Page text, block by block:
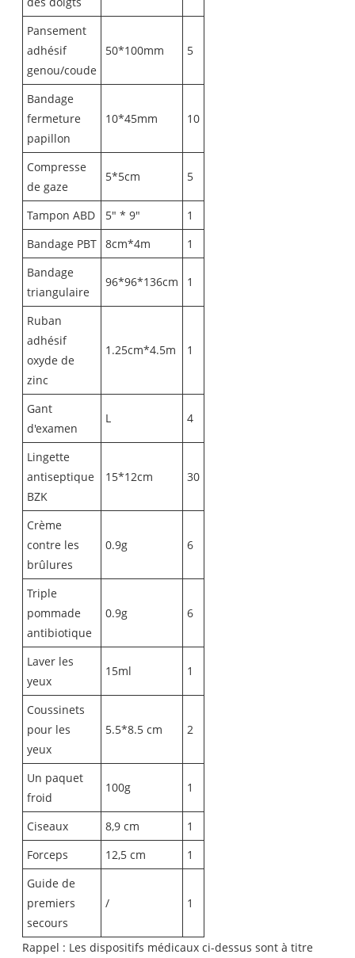
Pansement
adhésif
genou/coude
50*100mm 5
Bandage
fermeture
papillon
10*45mm 10
Compresse
de gaze
5*5cm 5
Tampon ABD 5" * 9"
1
Bandage PBT 8cm*4m
1
Bandage
triangulaire
96*96*136cm 1
Ruban
adhésif
oxyde de
zinc
1.25cm*4.5m 1
Gant
d'examen
L 4
Lingette
antiseptique
BZK
15*12cm 30
Crème
contre les
brûlures
0.9g 6
Triple
pommade
antibiotique
0.9g 6
Laver les
yeux
15ml 1
Coussinets
pour les
yeux
5.5*8.5 cm 2
Un paquet
froid
100g 1
Ciseaux 8,9 cm
1
Forceps
12,5 cm
1
Guide de
premiers
secours
/ 1
Rappel : Les dispositifs médicaux ci-dessus sont à titre